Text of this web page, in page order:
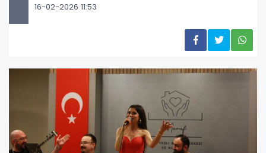
16-02-2026 11:53